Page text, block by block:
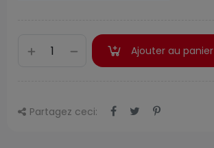
Ajouter au panier
Partagez ceci: